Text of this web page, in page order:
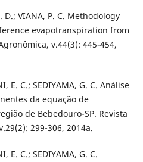
D.; VIANA, P. C. Methodology
evapotranspiration from
v.44(3): 445-454,
E. C.; SEDIYAMA, G. C. Análise
da equação de
de Bebedouro-SP. Revista
299-306, 2014a.
E. C.; SEDIYAMA, G. C.